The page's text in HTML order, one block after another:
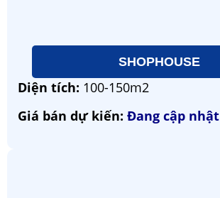
SHOPHOUSE
Diện tích: 100-150m2
Giá bán dự kiến: Đang cập nhật